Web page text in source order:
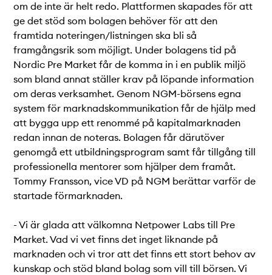
om de inte är helt redo. Plattformen skapades för att
ge det stöd som bolagen behöver för att den
framtida noteringen/listningen ska bli så
framgångsrik som möjligt. Under bolagens tid på
Nordic Pre Market får de komma in i en publik miljö
som bland annat ställer krav på löpande information
om deras verksamhet. Genom NGM-börsens egna
system för marknadskommunikation får de hjälp med
att bygga upp ett renommé på kapitalmarknaden
redan innan de noteras. Bolagen får därutöver
genomgå ett utbildningsprogram samt får tillgång till
professionella mentorer som hjälper dem framåt.
Tommy Fransson, vice VD på NGM berättar varför de
startade förmarknaden.
- Vi är glada att välkomna Netpower Labs till Pre
Market. Vad vi vet finns det inget liknande på
marknaden och vi tror att det finns ett stort behov av
kunskap och stöd bland bolag som vill till börsen. Vi